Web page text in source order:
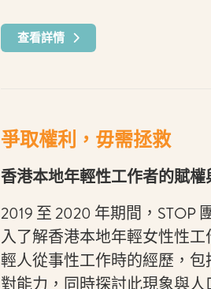
查看詳情
爭取權利，毋需拯救
香港本地年輕性工作者的賦權
2019 至 2020 年期間，STOP
入了解香港本地年輕女性性
輕人從事性工作時的經歷，
對能力，同時探討此現象與